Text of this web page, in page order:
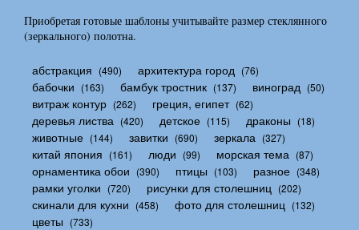
Приобретая готовые шаблоны учитывайте размер стеклянного
(зеркального) полотна.
абстракция (490) архитектура город (76)
бабочки (163) бамбук тростник (137) виноград (50)
витраж контур (262) греция, египет (62)
деревья листва (420) детское (115) драконы (18)
животные (144) завитки (690) зеркала (327)
китай япония (161) люди (99) морская тема (87)
орнаментика обои (390) птицы (103) разное (348)
рамки уголки (720) рисунки для столешниц (202)
скинали для кухни (458) фото для столешниц (132)
цветы (733)